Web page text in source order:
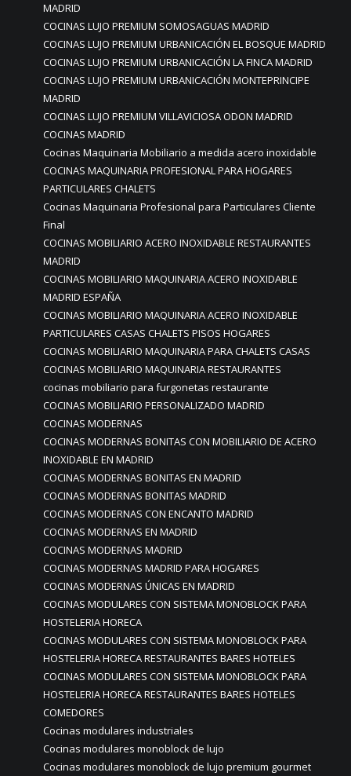
MADRID
COCINAS LUJO PREMIUM SOMOSAGUAS MADRID
COCINAS LUJO PREMIUM URBANICACIÓN EL BOSQUE MADRID
COCINAS LUJO PREMIUM URBANICACIÓN LA FINCA MADRID
COCINAS LUJO PREMIUM URBANICACIÓN MONTEPRINCIPE
MADRID
COCINAS LUJO PREMIUM VILLAVICIOSA ODON MADRID
COCINAS MADRID
Cocinas Maquinaria Mobiliario a medida acero inoxidable
COCINAS MAQUINARIA PROFESIONAL PARA HOGARES
PARTICULARES CHALETS
Cocinas Maquinaria Profesional para Particulares Cliente
Final
COCINAS MOBILIARIO ACERO INOXIDABLE RESTAURANTES
MADRID
COCINAS MOBILIARIO MAQUINARIA ACERO INOXIDABLE
MADRID ESPAÑA
COCINAS MOBILIARIO MAQUINARIA ACERO INOXIDABLE
PARTICULARES CASAS CHALETS PISOS HOGARES
COCINAS MOBILIARIO MAQUINARIA PARA CHALETS CASAS
COCINAS MOBILIARIO MAQUINARIA RESTAURANTES
cocinas mobiliario para furgonetas restaurante
COCINAS MOBILIARIO PERSONALIZADO MADRID
COCINAS MODERNAS
COCINAS MODERNAS BONITAS CON MOBILIARIO DE ACERO
INOXIDABLE EN MADRID
COCINAS MODERNAS BONITAS EN MADRID
COCINAS MODERNAS BONITAS MADRID
COCINAS MODERNAS CON ENCANTO MADRID
COCINAS MODERNAS EN MADRID
COCINAS MODERNAS MADRID
COCINAS MODERNAS MADRID PARA HOGARES
COCINAS MODERNAS ÚNICAS EN MADRID
COCINAS MODULARES CON SISTEMA MONOBLOCK PARA
HOSTELERIA HORECA
COCINAS MODULARES CON SISTEMA MONOBLOCK PARA
HOSTELERIA HORECA RESTAURANTES BARES HOTELES
COCINAS MODULARES CON SISTEMA MONOBLOCK PARA
HOSTELERIA HORECA RESTAURANTES BARES HOTELES
COMEDORES
Cocinas modulares industriales
Cocinas modulares monoblock de lujo
Cocinas modulares monoblock de lujo premium gourmet